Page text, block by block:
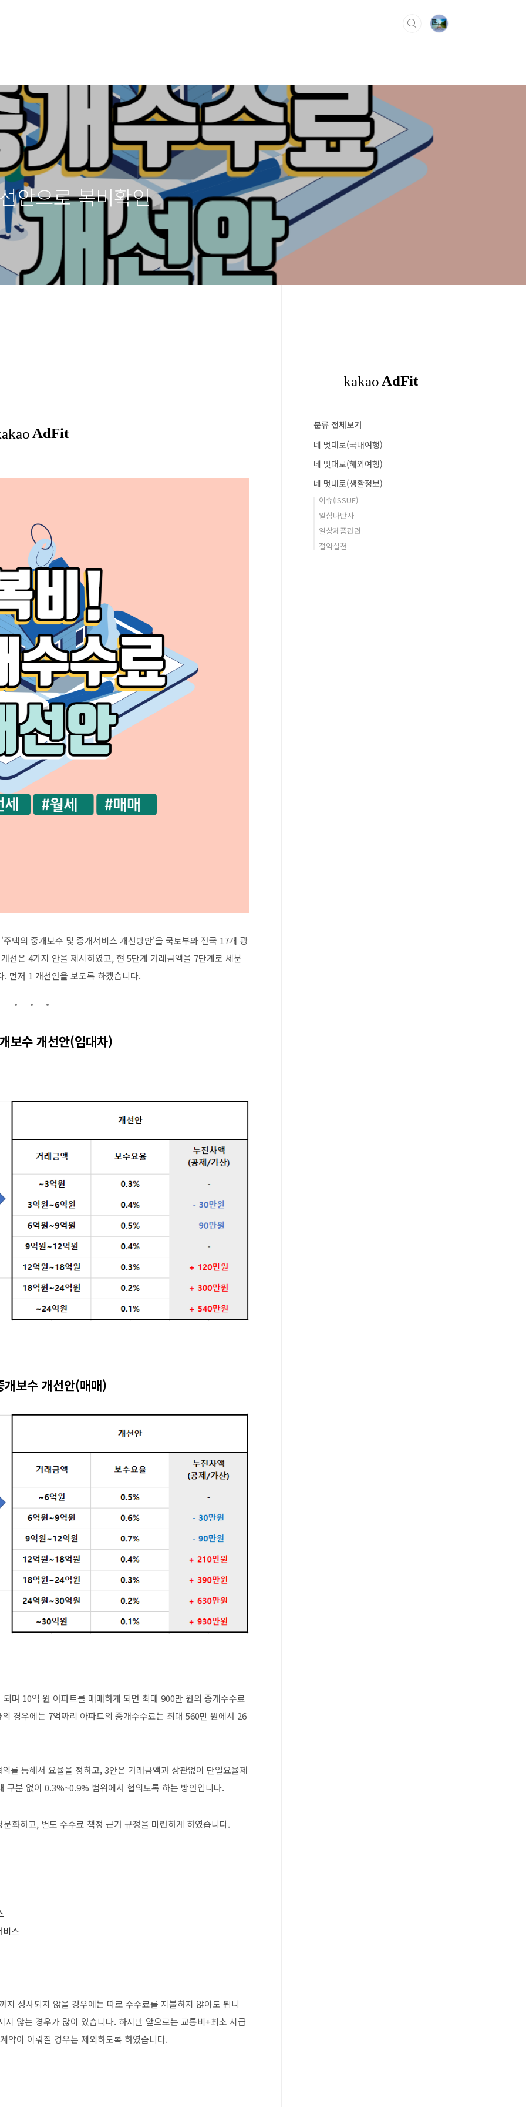
안으로 복비확인
택의 중개보수 및 중개서비스 개선방안'을 국토부와 전국 17개 광
선은 4가지 안을 제시하였고, 현 5단계 거래금액을 7단계로 세분
먼저 1 개선안을 보도록 하겠습니다.
보수 개선안(임대차)
개보수 개선안(매매)
며 10억 원 아파트를 매매하게 되면 최대 900만 원의 중개수수료
경우에는 7억짜리 아파트의 중개수수료는 최대 560만 원에서 26
를 통해서 요율을 정하고, 3안은 거래금액과 상관없이 단일요율제
구분 없이 0.3%~0.9% 범위에서 협의토록 하는 방안입니다.
화하고, 별도 수수료 책정 근거 규정을 마련하게 하였습니다.
스
성사되지 않을 경우에는 따로 수수료를 지불하지 않아도 됩니
않는 경우가 많이 있습니다. 하지만 앞으로는 교통비+최소 시급
약이 이뤄질 경우는 제외하도록 하였습니다.
분류 전체보기
네 멋대로(국내여행)
네 멋대로(해외여행)
네 멋대로(생활정보)
이슈(ISSUE)
일상다반사
일상제품관련
절약실천